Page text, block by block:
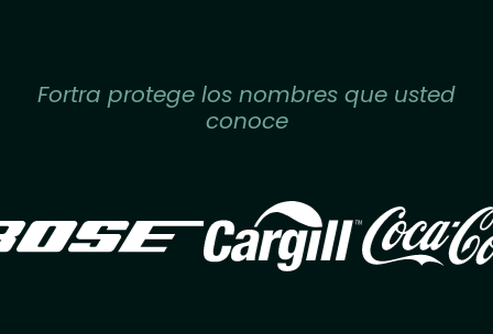
Fortra protege los nombres que usted
conoce
Image